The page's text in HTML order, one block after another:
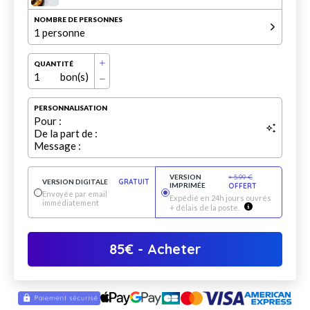
NOMBRE DE PERSONNES
1 personne
QUANTITÉ
1 bon(s)
PERSONNALISATION
Pour :
De la part de :
Message :
VERSION DIGITALE
GRATUIT
Envoyée par email
immédiatement
VERSION
IMPRIMÉE
+5.99 €
OFFERT
Expédié en 24h jours ouvrés
+ délais de la poste.
85€- Acheter